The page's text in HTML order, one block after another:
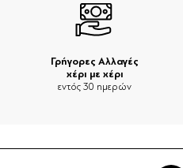
Γρήγορες Αλλαγές
χέρι με χέρι
εντός 30 ημερών